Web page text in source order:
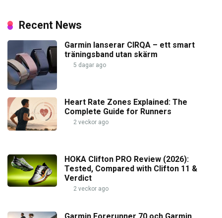
Recent News
Garmin lanserar CIRQA – ett smart
träningsband utan skärm
5 dagar ago
Heart Rate Zones Explained: The
Complete Guide for Runners
2 veckor ago
HOKA Clifton PRO Review (2026):
Tested, Compared with Clifton 11 &
Verdict
2 veckor ago